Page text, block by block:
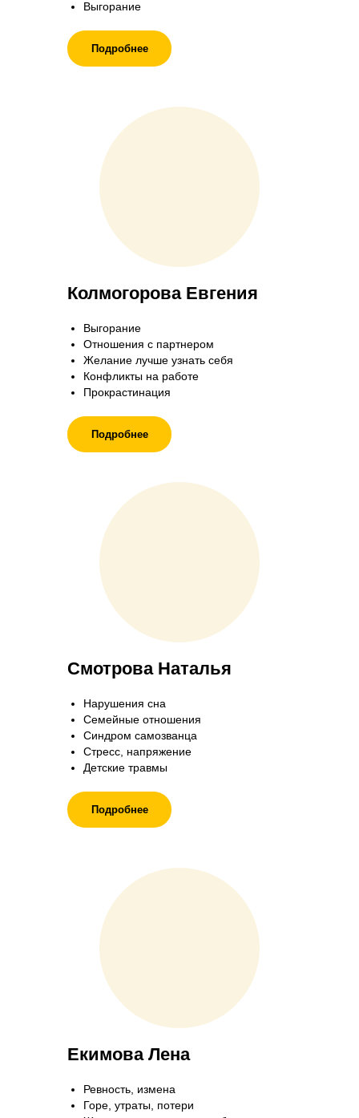
Выгорание
Выгорание
Отношения с партнером
Желание лучше узнать себя
Конфликты на работе
Прокрастинация
Подробнее
Колмогорова Евгения
Подробнее
Смотрова Наталья
Нарушения сна
Семейные отношения
Синдром самозванца
Стресс, напряжение
Детские травмы
Подробнее
Екимова Лена
Ревность, измена
Горе, утраты, потери